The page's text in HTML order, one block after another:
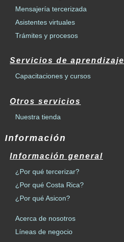
Mensajería tercerizada
Asistentes virtuales
Trámites y procesos
Servicios de aprendizaje
Capacitaciones y cursos
Otros servicios
Nuestra tienda
Información
Información general
¿Por qué tercerizar?
¿Por qué Costa Rica?
¿Por qué Asicon?
Acerca de nosotros
Líneas de negocio